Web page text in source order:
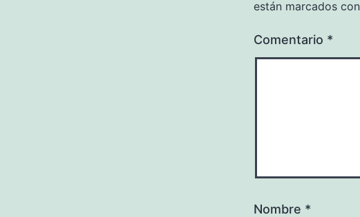
están marcados con
Comentario *
Nombre *